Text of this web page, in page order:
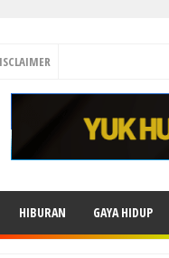
HIBURAN GAYA HIDUP